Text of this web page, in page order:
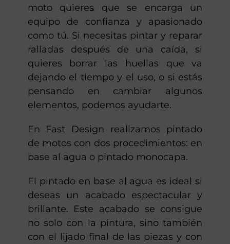
moto quieres que se encarga un
equipo de confianza y apasionado
como tú. Si necesitas pintar y reparar
ralladas después de una caída, si
quieres borrar las huellas que va
dejando el tiempo y el uso, o si estás
pensando en cambiar algunos
elementos, podemos ayudarte.
En Fast Design realizamos pintado
de motos con dos procedimientos: en
base al agua o pintado monocapa.
El pintado en base al agua es ideal si
deseas un acabado espectacular y
brillante. Este acabado se consigue
no solo con la pintura, sino también
con el lijado final de las piezas y con